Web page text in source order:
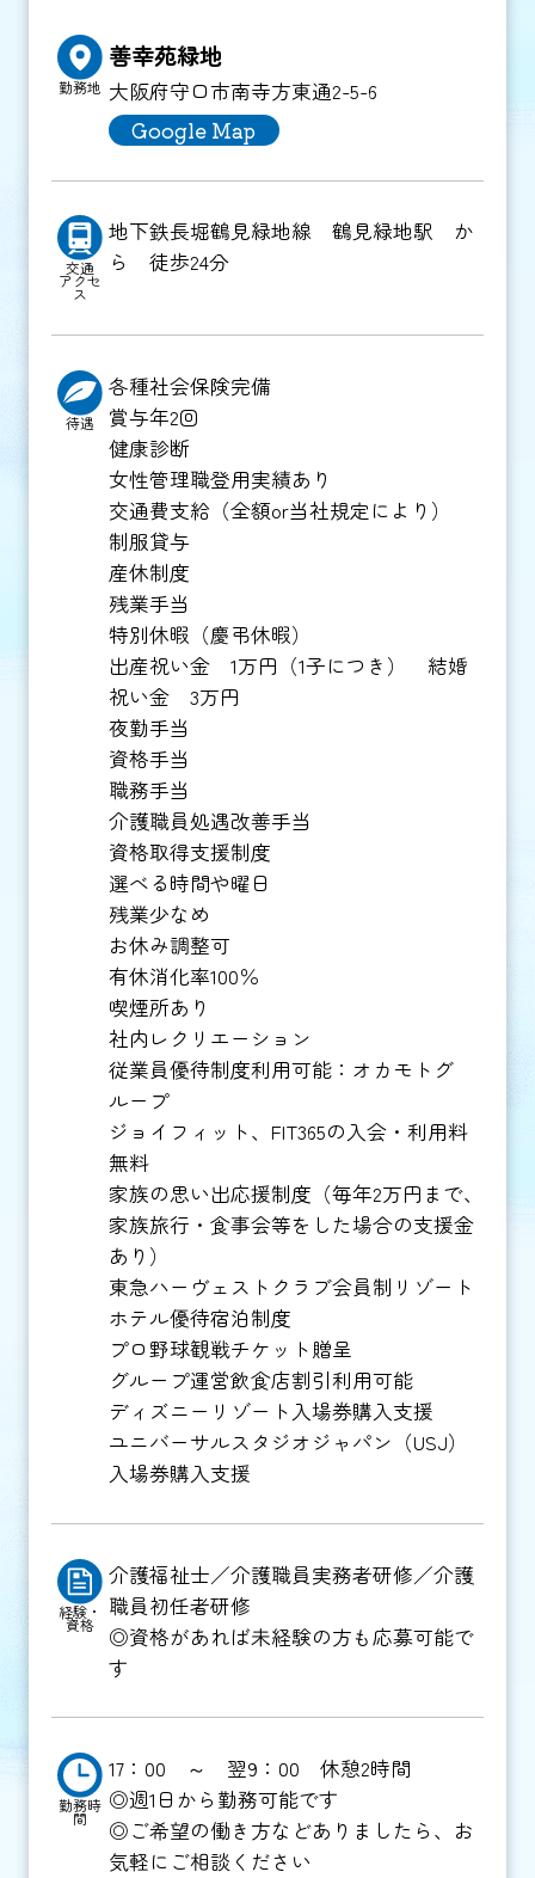
勤務地
善幸苑緑地
大阪府守口市南寺方東通2-5-6
Google Map
交通
アクセ
ス
地下鉄長堀鶴見緑地線 鶴見緑地駅 か
ら 徒歩24分
待遇
各種社会保険完備
賞与年2回
健康診断
女性管理職登用実績あり
交通費支給（全額or当社規定により）
制服貸与
産休制度
残業手当
特別休暇（慶弔休暇）
出産祝い金 1万円（1子につき） 結婚
祝い金 3万円
夜勤手当
資格手当
職務手当
介護職員処遇改善手当
資格取得支援制度
選べる時間や曜日
残業少なめ
お休み調整可
有休消化率100％
喫煙所あり
社内レクリエーション
従業員優待制度利用可能：オカモトグ
ループ
ジョイフィット、FIT365の入会・利用料
無料
家族の思い出応援制度（毎年2万円まで、
家族旅行・食事会等をした場合の支援金
あり）
東急ハーヴェストクラブ会員制リゾート
ホテル優待宿泊制度
プロ野球観戦チケット贈呈
グループ運営飲食店割引利用可能
ディズニーリゾート入場券購入支援
ユニバーサルスタジオジャパン（USJ）
入場券購入支援
経験・
資格
介護福祉士／介護職員実務者研修／介護
職員初任者研修
◎資格があれば未経験の方も応募可能で
す
勤務時
間
17：00 ～ 翌9：00 休憩2時間
◎週1日から勤務可能です
◎ご希望の働き方などありましたら、お
気軽にご相談ください